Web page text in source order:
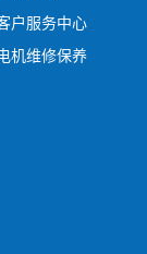
户服务中心
机维修保养